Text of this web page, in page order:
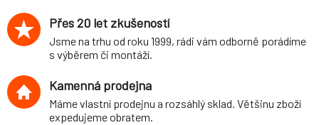
Přes 20 let zkušeností
Jsme na trhu od roku 1999, rádi vám odborně porádíme
s výběrem či montáží.
Kamenná prodejna
Máme vlastní prodejnu a rozsáhlý sklad. Většinu zboží
expedujeme obratem.